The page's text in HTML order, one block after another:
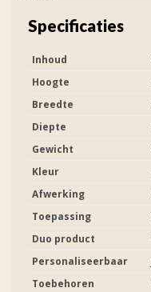
Specificaties
Inhoud
Hoogte
Breedte
Diepte
Gewicht
Kleur
Afwerking
Toepassing
Duo product
Personaliseerbaar
Toebehoren